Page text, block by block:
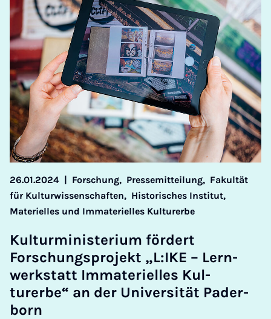
26.01.2024 | Forschung, Pressemitteilung, Fakultät
für Kulturwissenschaften, Historisches Institut,
Materielles und Immaterielles Kulturerbe
Kul­tur­min­is­teri­um fördert
Forschung­s­pro­jekt „L:IKE – Lern­
werkstatt Im­ma­ter­i­elles Kul­
turerbe“ an der Uni­versität Pader­
born